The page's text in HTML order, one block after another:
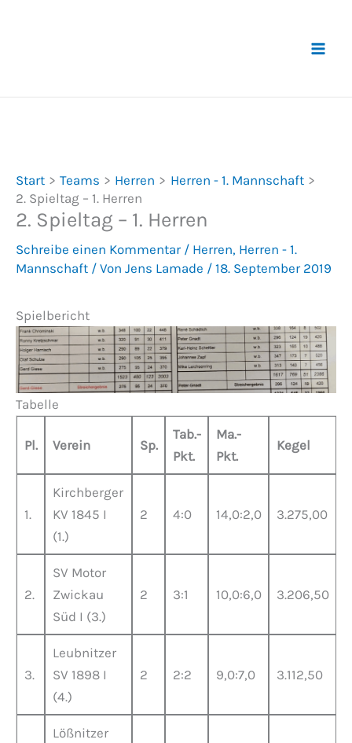
Start Teams Herren
Herren - 1. Mannschaft
2. Spieltag – 1. Herren
2. Spieltag – 1. Herren
Schreibe einen Kommentar / Herren, Herren - 1.
Mannschaft / Von Jens Lamade / 18. September 2019
Spielbericht
Tabelle
Pl. Verein Sp.
Tab.-
Pkt.
Ma.-
Pkt.
Kegel
1.
Kirchberger
KV 1845 I
(1.)
2 4:0 14,0:2,0 3.275,00
2.
SV Motor
Zwickau
Süd I (3.)
2 3:1 10,0:6,0 3.206,50
3.
Leubnitzer
SV 1898 I
(4.)
2 2:2 9,0:7,0 3.112,50
Lößnitzer